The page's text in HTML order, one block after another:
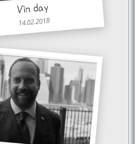
Vin day
14.02.2018